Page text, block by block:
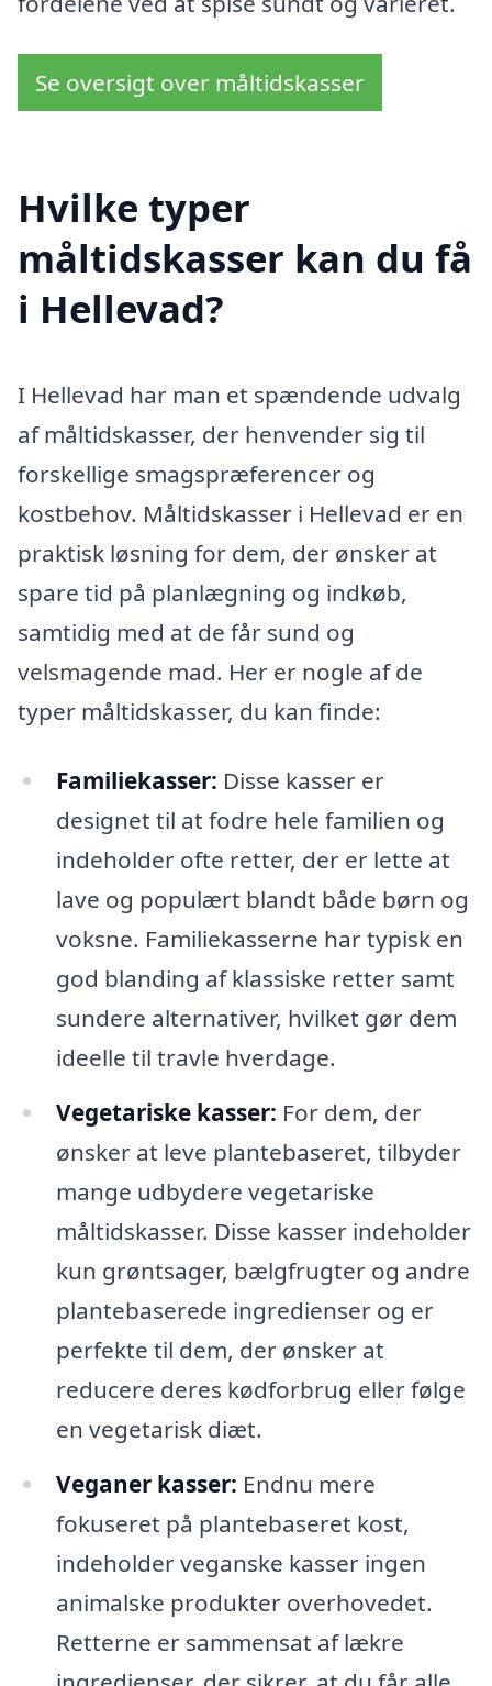
Se oversigt over måltidskasser
Hvilke typer
måltidskasser kan du få
i Hellevad?
I Hellevad har man et spændende udvalg
af måltidskasser, der henvender sig til
forskellige smagspræferencer og
kostbehov. Måltidskasser i Hellevad er en
praktisk løsning for dem, der ønsker at
spare tid på planlægning og indkøb,
samtidig med at de får sund og
velsmagende mad. Her er nogle af de
typer måltidskasser, du kan finde:
Familiekasser: Disse kasser er
designet til at fodre hele familien og
indeholder ofte retter, der er lette at
lave og populært blandt både børn og
voksne. Familiekasserne har typisk en
god blanding af klassiske retter samt
sundere alternativer, hvilket gør dem
ideelle til travle hverdage.
Vegetariske kasser: For dem, der
ønsker at leve plantebaseret, tilbyder
mange udbydere vegetariske
måltidskasser. Disse kasser indeholder
kun grøntsager, bælgfrugter og andre
plantebaserede ingredienser og er
perfekte til dem, der ønsker at
reducere deres kødforbrug eller følge
en vegetarisk diæt.
Veganer kasser: Endnu mere
fokuseret på plantebaseret kost,
indeholder veganske kasser ingen
animalske produkter overhovedet.
Retterne er sammensat af lækre